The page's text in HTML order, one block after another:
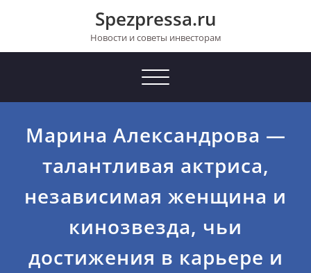
Spezpressa.ru
Новости и советы инвесторам
Toggle
Марина Александрова —
талантливая актриса,
независимая женщина и
кинозвезда, чьи
достижения в карьере и